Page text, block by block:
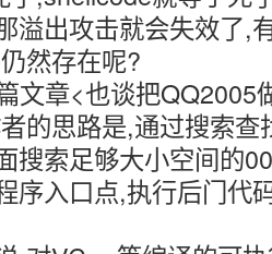
溢出攻击就会失效了,
然存在呢?
文章<也谈把QQ2005
的思路是,通过搜索查
搜索足够大小空间的
序入口点,执行后门代